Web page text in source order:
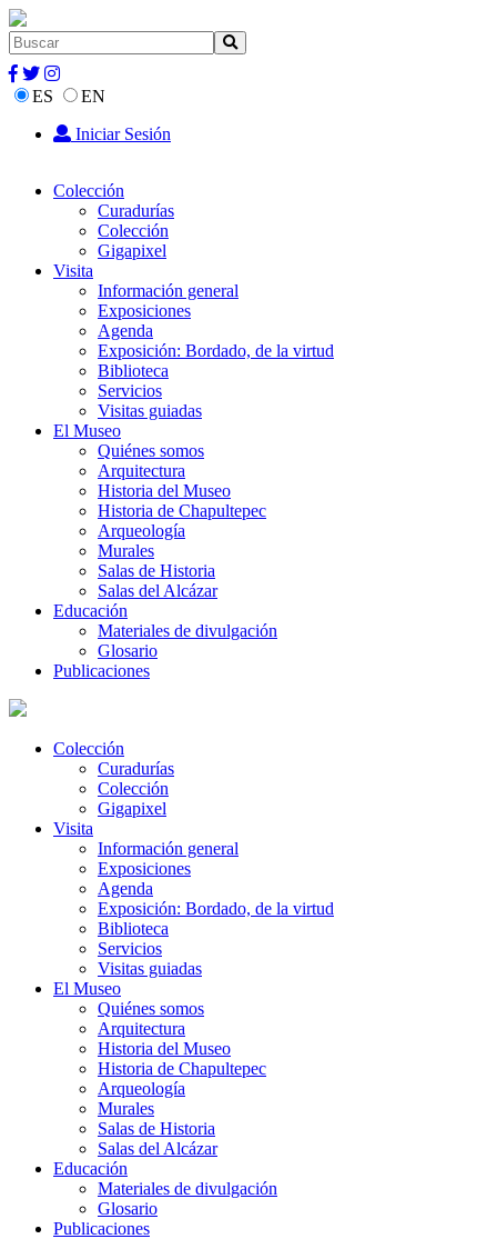
ES
EN
Iniciar Sesión
Colección
Curadurías
Colección
Gigapixel
Visita
Información general
Exposiciones
Agenda
Exposición: Bordado, de la virtud
Biblioteca
Servicios
Visitas guiadas
El Museo
Quiénes somos
Arquitectura
Historia del Museo
Historia de Chapultepec
Arqueología
Murales
Salas de Historia
Salas del Alcázar
Educación
Materiales de divulgación
Glosario
Publicaciones
Colección
Curadurías
Colección
Gigapixel
Visita
Información general
Exposiciones
Agenda
Exposición: Bordado, de la virtud
Biblioteca
Servicios
Visitas guiadas
El Museo
Quiénes somos
Arquitectura
Historia del Museo
Historia de Chapultepec
Arqueología
Murales
Salas de Historia
Salas del Alcázar
Educación
Materiales de divulgación
Glosario
Publicaciones